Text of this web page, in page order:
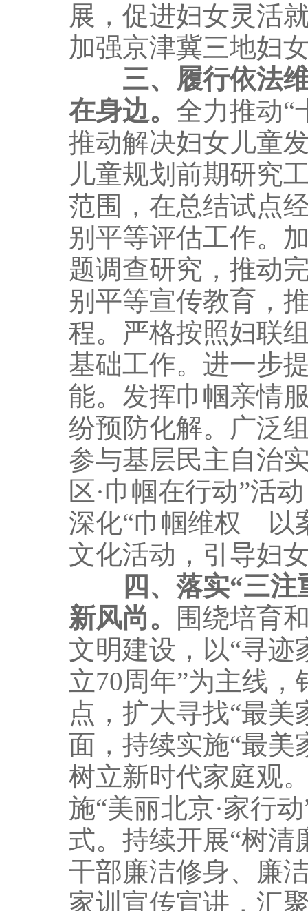
展，促进妇女灵活
加强京津冀三地妇
三、履行依法
在身边。 全力推动“
推动解决妇女儿童
儿童规划前期研究
范围，在总结试点
别平等评估工作。
题调查研究，推动
别平等宣传教育，
程。严格按照妇联
基础工作。进一步
能。发挥巾帼亲情
纷预防化解。广泛
参与基层民主自治
区·巾帼在行动”活
深化“巾帼维权 以
文化活动，引导妇
四、落实“三
新风尚。
围绕培育
文明建设，以“寻
立70周年”为主线
点，扩大寻找“最
面，持续实施“最美
树立新时代家庭观
施“美丽北京·家行
式。持续开展“树
干部廉洁修身、廉
家训宣传宣讲，汇